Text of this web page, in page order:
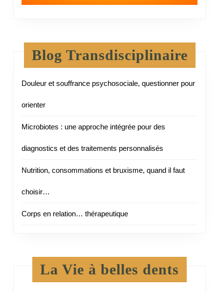
Blog Transdisciplinaire
Douleur et souffrance psychosociale, questionner pour
orienter
Microbiotes : une approche intégrée pour des
diagnostics et des traitements personnalisés
Nutrition, consommations et bruxisme, quand il faut
choisir…
Corps en relation… thérapeutique
La Vie à belles dents